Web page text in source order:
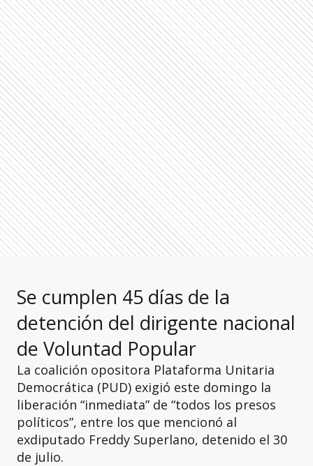
Se cumplen 45 días de la
detención del dirigente nacional
de Voluntad Popular
La coalición opositora Plataforma Unitaria
Democrática (PUD) exigió este domingo la
liberación “inmediata” de “todos los presos
políticos”, entre los que mencionó al
exdiputado Freddy Superlano, detenido el 30
de julio.